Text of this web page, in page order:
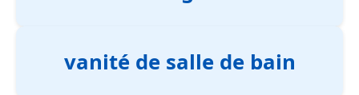
vanité de salle de bain